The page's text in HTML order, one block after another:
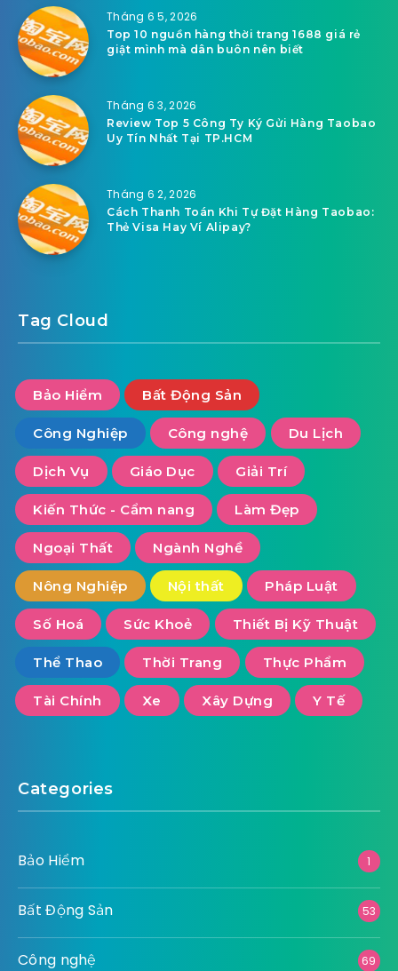
Tháng 6 5, 2026
Top 10 nguồn hàng thời trang 1688 giá rẻ
giật mình mà dân buôn nên biết
Tháng 6 3, 2026
Review Top 5 Công Ty Ký Gửi Hàng Taobao
Uy Tín Nhất Tại TP.HCM
Tháng 6 2, 2026
Cách Thanh Toán Khi Tự Đặt Hàng Taobao:
Thẻ Visa Hay Ví Alipay?
Tag Cloud
Bảo Hiểm Bất Động Sản
Công Nghiệp Công nghệ Du Lịch
Dịch Vụ Giáo Dục Giải Trí
Kiến Thức - Cẩm nang Làm Đẹp
Ngoại Thất Ngành Nghề
Nông Nghiệp Nội thất Pháp Luật
Số Hoá Sức Khoẻ Thiết Bị Kỹ Thuật
Thể Thao Thời Trang Thực Phẩm
Tài Chính Xe Xây Dựng Y Tế
Categories
Bảo Hiểm 1
Bất Động Sản 53
Công nghệ 69